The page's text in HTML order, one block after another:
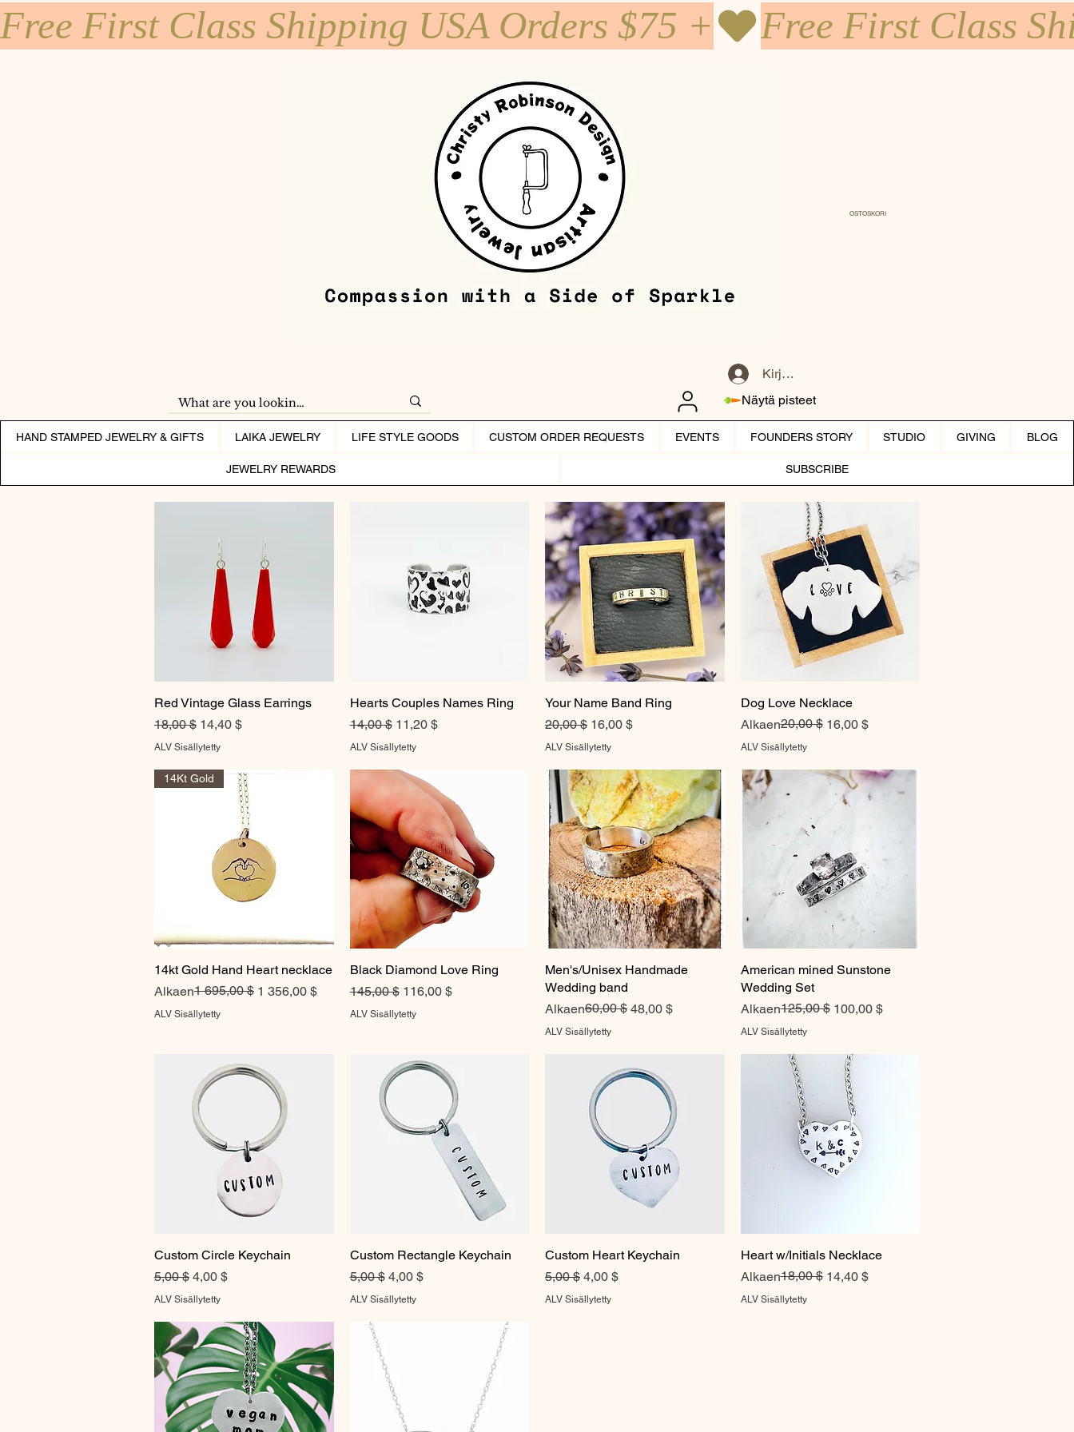
Free First Class Shipping USA Orders $75 +
Kirjaudu
Näytä pisteet
OSTOSKORI
HAND STAMPED JEWELRY & GIFTS LAIKA JEWELRY LIFE STYLE GOODS CUSTOM ORDER REQUESTS EVENTS FOUNDERS STORY STUDIO GIVING BLOG
JEWELRY REWARDS SUBSCRIBE
Pikakatselu
Red Vintage Glass Earrings
Normaali hinta
18,00 $ Alehinta
14,40 $
ALV Sisällytetty
Pikakatselu
Hearts Couples Names Ring
Normaali hinta
14,00 $ Alehinta
11,20 $
ALV Sisällytetty
Pikakatselu
Your Name Band Ring
Normaali hinta
20,00 $ Alehinta
16,00 $
ALV Sisällytetty
Pikakatselu
Dog Love Necklace
Alkaen
Normaali hinta
20,00 $ 16,00 $
Alehinta
ALV Sisällytetty
Pikakatselu
14Kt Gold
14kt Gold Hand Heart necklace
Alkaen
Normaali hinta
1 695,00 $ 1 356,00 $
Alehinta
ALV Sisällytetty
Pikakatselu
Black Diamond Love Ring
Normaali hinta
145,00 $ Alehinta
116,00 $
ALV Sisällytetty
Pikakatselu
Men's/Unisex Handmade
Wedding band
Alkaen
Normaali hinta
60,00 $ 48,00 $
Alehinta
ALV Sisällytetty
Pikakatselu
American mined Sunstone
Wedding Set
Alkaen
Normaali hinta
125,00 $ 100,00 $
Alehinta
ALV Sisällytetty
Pikakatselu
Custom Circle Keychain
Normaali hinta
5,00 $ Alehinta
4,00 $
ALV Sisällytetty
Pikakatselu
Custom Rectangle Keychain
Normaali hinta
5,00 $ Alehinta
4,00 $
ALV Sisällytetty
Pikakatselu
Custom Heart Keychain
Normaali hinta
5,00 $ Alehinta
4,00 $
ALV Sisällytetty
Pikakatselu
Heart w/Initials Necklace
Alkaen
Normaali hinta
18,00 $ 14,40 $
Alehinta
ALV Sisällytetty